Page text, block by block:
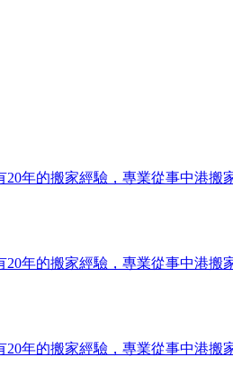
年的搬家經驗，專業從事中港
年的搬家經驗，專業從事中港
年的搬家經驗，專業從事中港